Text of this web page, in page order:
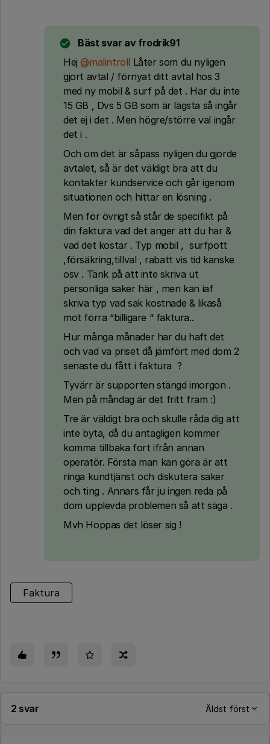
Bäst svar av frodrik91
Hej@malintroll Låter som du nyligen
gjort avtal / förnyat ditt avtal hos 3
med ny mobil & surf på det . Har du inte
15 GB , Dvs 5 GB som är lägsta så ingår
det ej i det . Men högre/större val ingår
det i .
Och om det är såpass nyligen du gjorde
avtalet, så är det väldigt bra att du
kontakter kundservice och går igenom
situationen och hittar en lösning .
Men för övrigt så står de specifikt på
din faktura vad det anger att du har &
vad det kostar . Typ mobil , surfpott
,försäkring,tillval , rabatt vis tid kanske
osv . Tänk på att inte skriva ut
personliga saker här , men kan iaf
skriva typ vad sak kostnade & likaså
mot förra “billigare “ faktura..
Hur många månader har du haft det
och vad va priset då jämfört med dom 2
senaste du fått i faktura ?
Tyvärr är supporten stängd imorgon .
Men på måndag är det fritt fram :)
Tre är väldigt bra och skulle råda dig att
inte byta, då du antagligen kommer
komma tillbaka fort ifrån annan
operatör. Första man kan göra är att
ringa kundtjänst och diskutera saker
och ting . Annars får ju ingen reda på
dom upplevda problemen så att säga .
Mvh Hoppas det löser sig !
Faktura
2 svar Äldst först